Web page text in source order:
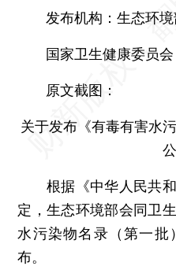
发布机构：生态环境
国家卫生健康委员会
原文截图：
关于发布《有毒有害水
根据《中华人民共和
定，生态环境部会同卫
水污染物名录（第一批
布。